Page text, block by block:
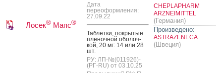
Лосек® Мапс®
Дата
переоформления:
27.09.22
Таб­летки, пок­ры­тые
пле­ноч­ной обо­лоч­
кой, 20 мг: 14 или 28
шт.
РУ: ЛП-№(011926)-
(РГ-RU) от 03.10.25
CHEPLAPHARM
ARZNEIMITTEL
(Германия)
Произведено:
ASTRAZENECA
(Швеция)